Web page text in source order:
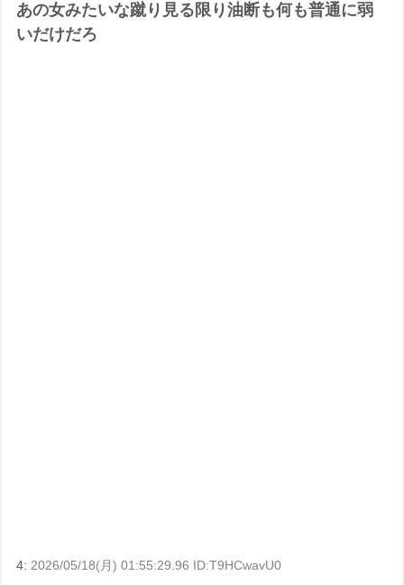
あの女みたいな蹴り見る限り油断も何も普通に弱
いだけだろ
4:2026/05/18(月) 01:55:29.96 ID:T9HCwavU0